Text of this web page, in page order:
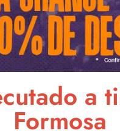
a
Formosa